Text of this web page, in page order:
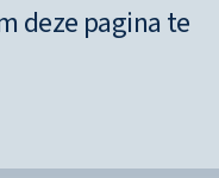
deze pagina te